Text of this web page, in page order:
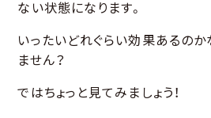
ない状態になります。
いったいどれぐらい効果あるのか
ません？
ではちょっと見てみましょう！